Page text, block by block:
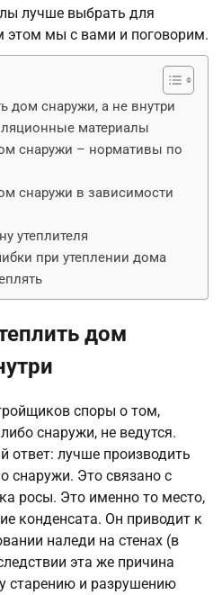
лучше выбрать для
этом мы с вами и поговорим.
дом снаружи, а не внутри
материалы
снаружи – нормативы по
снаружи в зависимости
утеплителя
при утеплении дома
дом
споры о том,
снаружи, не ведутся.
ответ: лучше производить
снаружи. Это связано с
росы. Это именно то место,
конденсата. Он приводит к
наледи на стенах (в
эта же причина
старению и разрушению